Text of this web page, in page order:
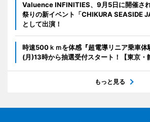
Valuence INFINITIES、9月5日に開催さ
祭りの新イベント「CHIKURA SEASIDE
として出演！
時速500ｋｍを体感『超電導リニア乗車体
(月)13時から抽選受付スタート！【東京・
もっと見る